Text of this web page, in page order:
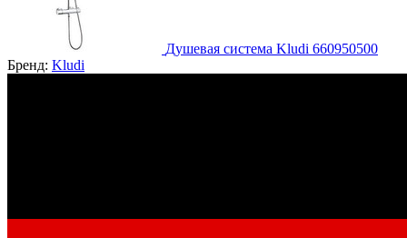
Душевая система Kludi 660950500
Бренд: Kludi